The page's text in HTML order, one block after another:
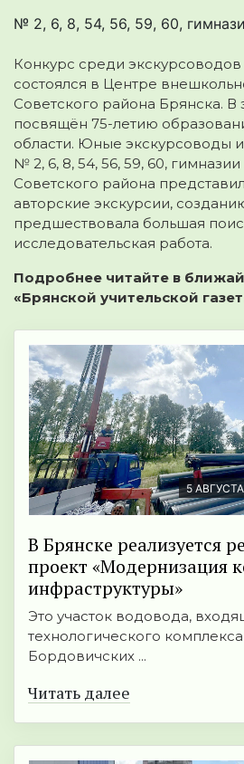
№ 2, 6, 8, 54, 56, 59, 60,
Конкурс среди
состоялся в Центре
Советского района Брянска. В
посвящён 75-летию
области. Юные экскурсоводы
№ 2, 6, 8, 54, 56, 59, 60,
Советского района
авторские экскурсии,
предшествовала большая
исследовательская работа.
Подробнее читайте в
«Брянской учительской
5
В Брянске реализуется
проект «Модернизация
инфраструктуры»
Это участок водовода,
технологического
Бордовичских ...
Читать далее